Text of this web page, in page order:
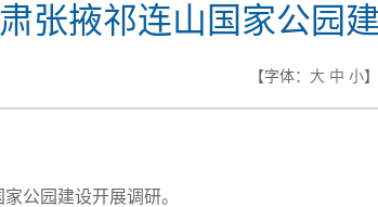
张掖祁连山国家公园
【字体： 大 中 小】
公园建设开展调研。